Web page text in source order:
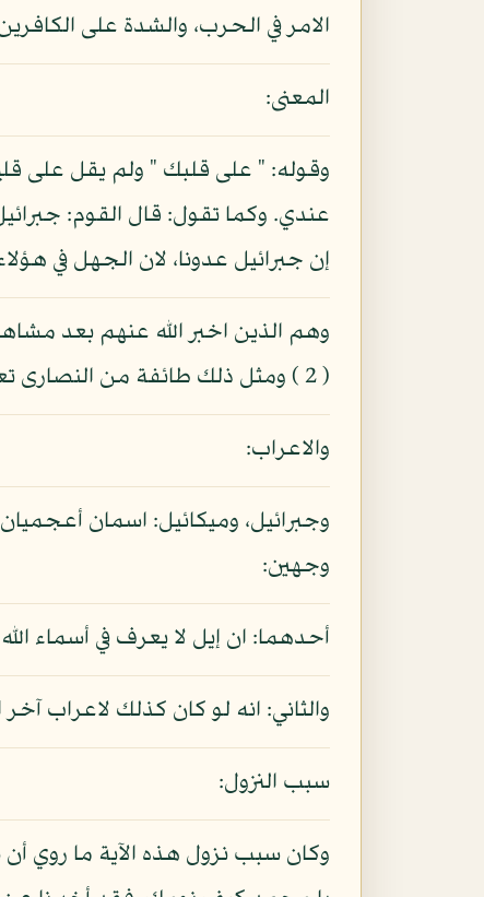
الامر في الحرب، والشدة على
المعنى:
وقوله: " على قلبك " ولم يقل على
عندي. وكما تقول: قال القوم:
إن جبرائيل عدونا، لان الجهل في
( 2 ) ومثل ذلك طائفة من النصارى تعادي سليمان فلا تذكره ولا تعظمه، ولا نفر نبوته.
والاعراب:
وجهين:
أحدهما: ان إيل لا يعرف في أسماء
والثاني: انه لو كان كذلك لاعراب
سبب النزول:
وكان سبب نزول هذه الآية ما روي أن